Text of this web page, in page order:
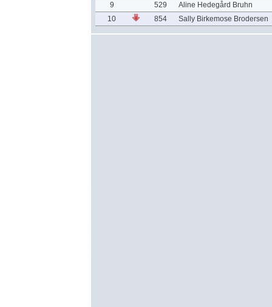
9
529
Aline Hedegård Bruhn
10
854 Sally Birkemose Brodersen